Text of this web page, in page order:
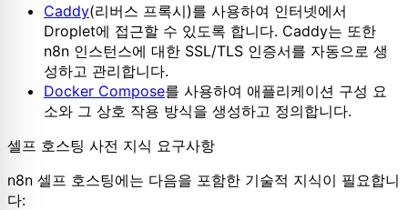
Caddy(리버스 프록시)를 사용하여 인터넷에서
Droplet에 접근할 수 있도록 합니다. Caddy는 또한
n8n 인스턴스에 대한 SSL/TLS 인증서를 자동으로 생
성하고 관리합니다.
Docker Compose를 사용하여 애플리케이션 구성 요
소와 그 상호 작용 방식을 생성하고 정의합니다.
셀프 호스팅 사전 지식 요구사항
n8n 셀프 호스팅에는 다음을 포함한 기술적 지식이 필요합니
다: